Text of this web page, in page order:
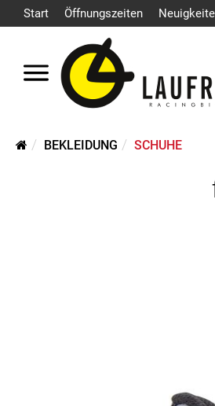
Start Öffnungszeiten
BEKLEIDUNG SCHUHE